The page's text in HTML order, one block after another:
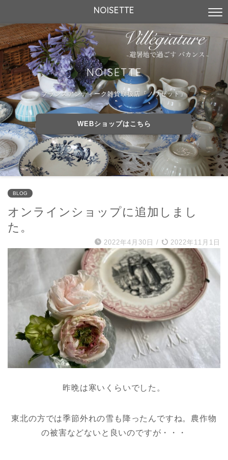
NOISETTE
NOISETTE
フランスアンティーク雑貨取扱店『ノワゼット』
WEBショップはこちら
BLOG
オンラインショップに追加しまし
た。
2022年4月30日 / 2022年11月1日
昨晩は寒いくらいでした。
東北の方では季節外れの雪も降ったんですね。農作物
の被害などないと良いのですが・・・